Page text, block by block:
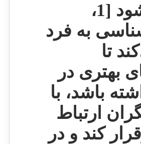
فرد می‌شود [1،
به فرد
تا
بهتری در
باشد، با
ارتباط
کند و در